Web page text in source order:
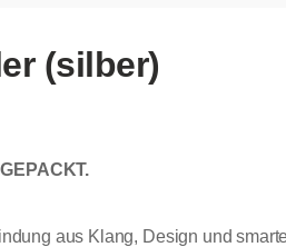
(silber)
aus Klang, Design und